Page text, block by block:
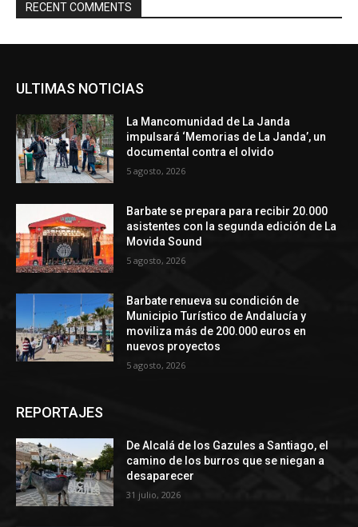
RECENT COMMENTS
ULTIMAS NOTICIAS
La Mancomunidad de La Janda
impulsará ‘Memorias de La Janda’, un
documental contra el olvido
5 agosto, 2026
Barbate se prepara para recibir 20.000
asistentes con la segunda edición de La
Movida Sound
5 agosto, 2026
Barbate renueva su condición de
Municipio Turístico de Andalucía y
moviliza más de 200.000 euros en
nuevos proyectos
5 agosto, 2026
REPORTAJES
De Alcalá de los Gazules a Santiago, el
camino de los burros que se niegan a
desaparecer
31 julio, 2026